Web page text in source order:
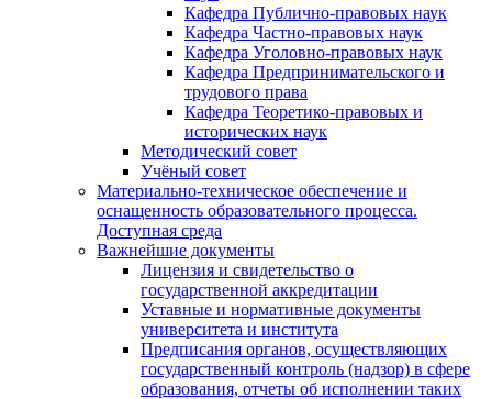
Кафедра Публично-правовых наук
Кафедра Частно-правовых наук
Кафедра Уголовно-правовых наук
Кафедра Предпринимательского и
трудового права
Кафедра Теоретико-правовых и
исторических наук
Методический совет
Учёный совет
Материально-техническое обеспечение и
оснащенность образовательного процесса.
Доступная среда
Важнейшие документы
Лицензия и свидетельство о
государственной аккредитации
Уставные и нормативные документы
университета и института
Предписания органов, осуществляющих
государственный контроль (надзор) в сфере
образования, отчеты об исполнении таких